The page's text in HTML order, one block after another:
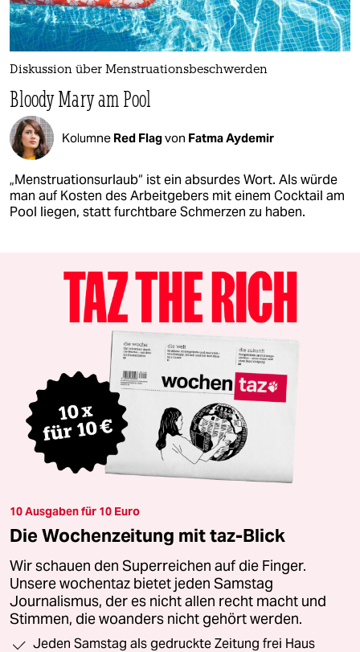
Diskussion über Menstruationsbeschwerden
Bloody Mary am Pool
Kolumne Red Flagvon Fatma Aydemir
„Menstruationsurlaub“ ist ein absurdes Wort. Als würde
man auf Kosten des Arbeitgebers mit einem Cocktail am
Pool liegen, statt furchtbare Schmerzen zu haben.
10 Ausgaben für 10 Euro
Die Wochenzeitung mit taz-Blick
Wir schauen den Superreichen auf die Finger.
Unsere wochentaz bietet jeden Samstag
Journalismus, der es nicht allen recht macht und
Stimmen, die woanders nicht gehört werden.
Jeden Samstag als gedruckte Zeitung frei Haus